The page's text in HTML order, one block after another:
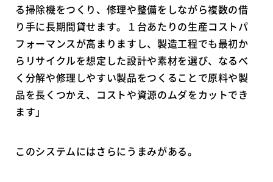
る掃除機をつくり、修理や整備をしながら複数の借
り手に長期間貸せます。１台あたりの生産コストパ
フォーマンスが高まりますし、製造工程でも最初か
らリサイクルを想定した設計や素材を選び、なるべ
く分解や修理しやすい製品をつくることで原料や製
品を長くつかえ、コストや資源のムダをカットでき
ます」
このシステムにはさらにうまみがある。